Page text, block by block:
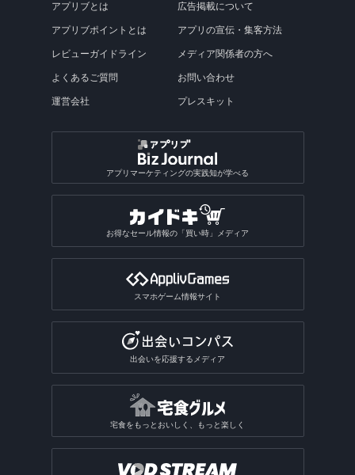
アプリブとは
アプリブポイントとは
レビューガイドライン
よくあるご質問
運営会社
広告掲載について
アプリの宣伝・集客方法
メディア関係者の方へ
お問い合わせ
プレスキット
アプリマーケティングの実践知が学べる
お得なセール情報の「買い時」メディア
スマホゲーム情報サイト
出会いを応援するメディア
宅食をもっとおいしく、もっと楽しく